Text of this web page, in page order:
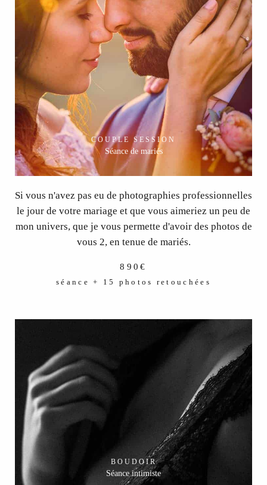
COUPLE SESSION
Séance de mariés
Si vous n'avez pas eu de photographies professionnelles
le jour de votre mariage et que vous aimeriez un peu de
mon univers, que je vous permette d'avoir des photos de
vous 2, en tenue de mariés.
890€
séance + 15 photos retouchées
BOUDOIR
Séance intimiste